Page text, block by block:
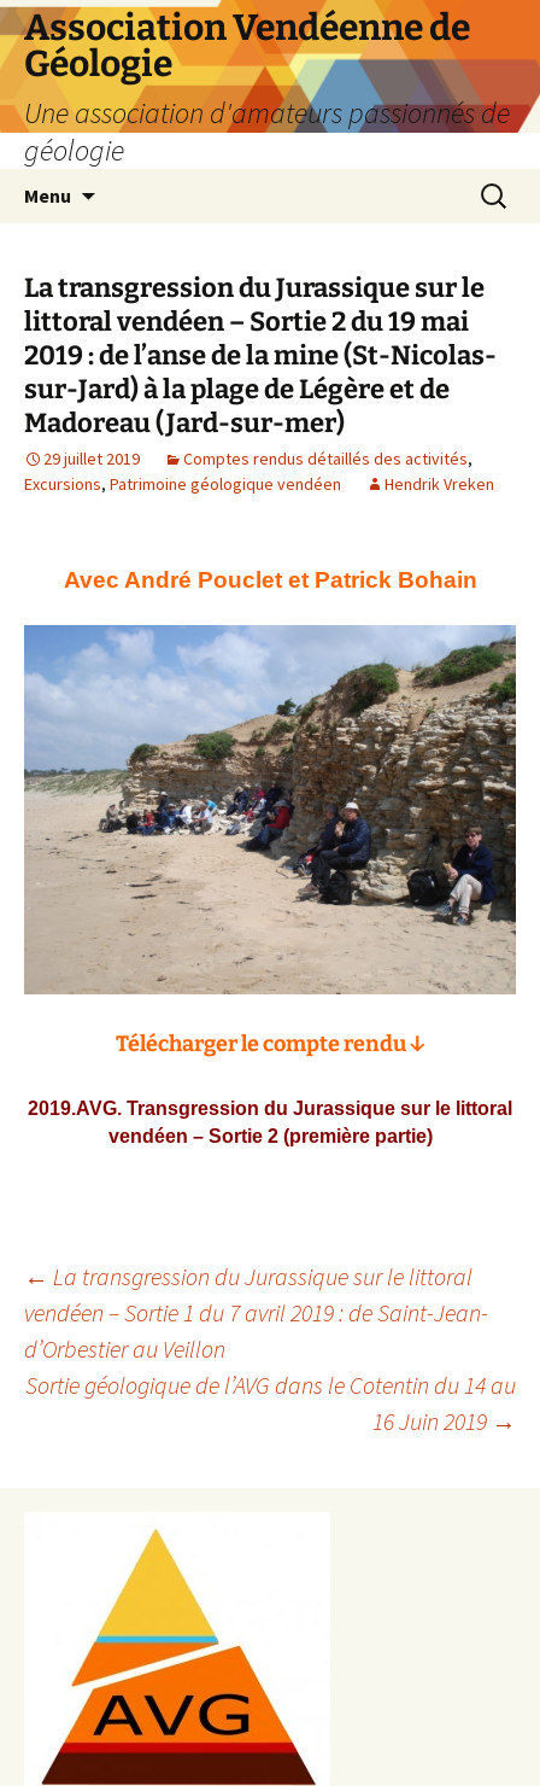
Aller
au
contenu
Association Vendéenne de
Géologie
Une association d'amateurs passionnés de
géologie
Menu
La transgression du Jurassique sur le
littoral vendéen – Sortie 2 du 19 mai
2019 : de l’anse de la mine (St-Nicolas-
sur-Jard) à la plage de Légère et de
Madoreau (Jard-sur-mer)
29 juillet 2019 Comptes rendus détaillés des activités,
Excursions, Patrimoine géologique vendéen Hendrik Vreken
Avec André Pouclet et Patrick Bohain
Télécharger le compte rendu ↓
2019.AVG. Transgression du Jurassique sur le littoral
vendéen – Sortie 2 (première partie)
Navigation
des
articles
← La transgression du Jurassique sur le littoral
vendéen – Sortie 1 du 7 avril 2019 : de Saint-Jean-
d’Orbestier au Veillon
Sortie géologique de l’AVG dans le Cotentin du 14 au
16 Juin 2019 →